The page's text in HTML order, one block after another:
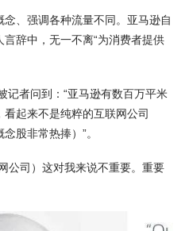
、强调各种流量不同。亚马逊自
辞中，无一不离“为消费者提供
记者问到：“亚马逊有数百万平米
起来不是纯粹的互联网公司
股非常热捧）”。
公司）这对我来说不重要。重要